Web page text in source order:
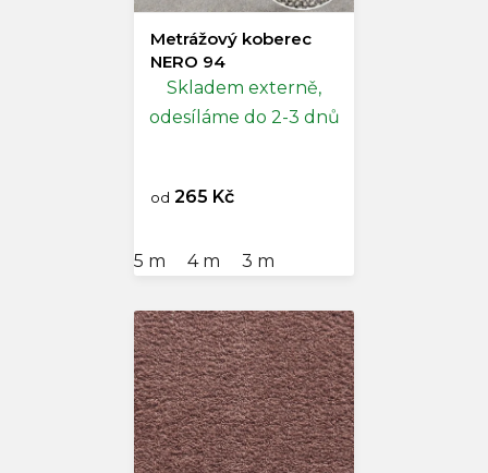
Metrážový koberec
NERO 94
Skladem externě,
odesíláme do 2-3 dnů
od 265 Kč
5 m 4 m 3 m